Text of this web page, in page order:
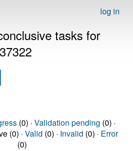
log in
tasks for
(0) · Validation pending (0) ·
(0) · Valid (0) · Invalid (0) · Error
(0)